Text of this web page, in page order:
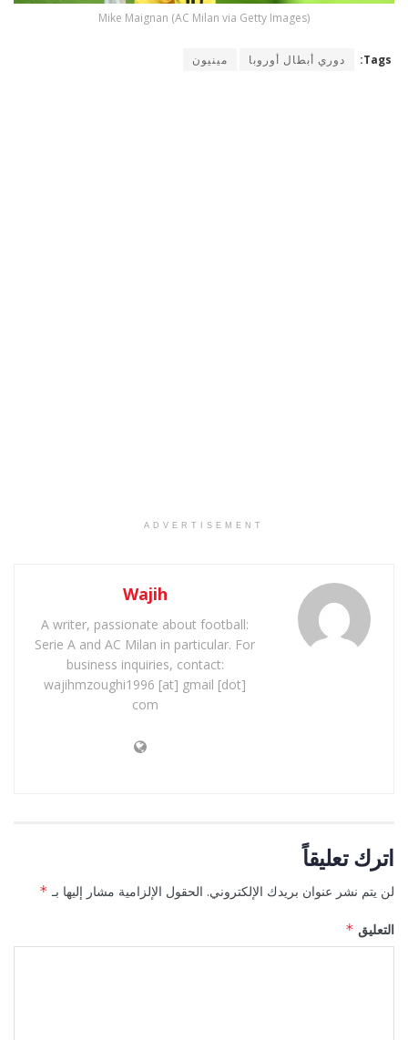
Mike Maignan (AC Milan via Getty Images)
Tags: دوري أبطال أوروبا مينيون
ADVERTISEMENT
Wajih
A writer, passionate about football:
Serie A and AC Milan in particular. For
business inquiries, contact:
wajihmzoughi1996 [at] gmail [dot]
com
اترك تعليقاً
لن يتم نشر عنوان بريدك الإلكتروني. الحقول الإلزامية مشار إليها بـ *
التعليق *